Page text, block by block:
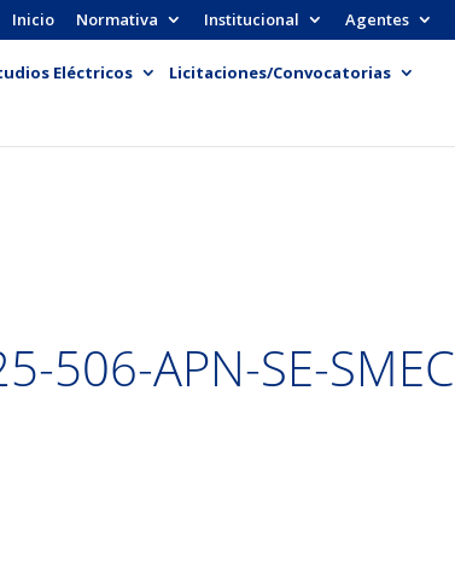
Inicio Normativa Institucional Agentes
Eléctricos
Licitaciones/Convocatorias
506-APN-SE-SMEC